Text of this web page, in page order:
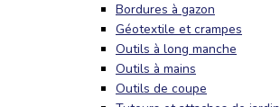
Bordures à gazon
Géotextile et crampes
Outils à long manche
Outils à mains
Outils de coupe